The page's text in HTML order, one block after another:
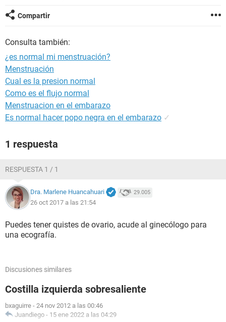
Compartir
Consulta también:
¿es normal mi menstruación?
Menstruación
Cual es la presion normal
Como es el flujo normal
Menstruacion en el embarazo
Es normal hacer popo negra en el embarazo ✓
1 respuesta
RESPUESTA 1 / 1
Dra. Marlene Huancahuari 29.005
26 oct 2017 a las 21:54
Puedes tener quistes de ovario, acude al ginecólogo para
una ecografía.
Discusiones similares
Costilla izquierda sobresaliente
bxaguirre - 24 nov 2012 a las 00:46
Juandiego - 15 ene 2022 a las 04:29